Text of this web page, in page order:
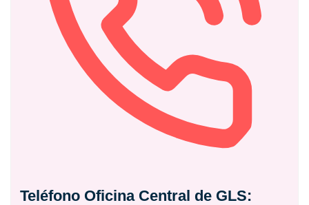
Teléfono Oficina Central de GLS: